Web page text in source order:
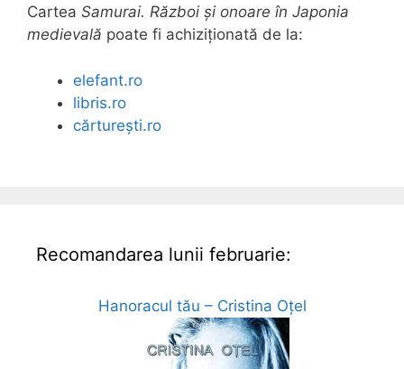
Cartea Samurai. Război și onoare în Japonia
medievală poate fi achiziționată de la:
elefant.ro
libris.ro
cărturești.ro
Recomandarea lunii februarie:
Hanoracul tău – Cristina Oțel